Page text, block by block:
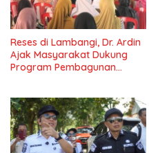
Reses di Lambangi, Dr. Ardin
Ajak Masyarakat Dukung
Program Pembagunan